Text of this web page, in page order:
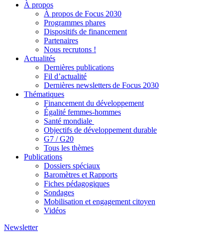
À propos
À propos de Focus 2030
Programmes phares
Dispositifs de financement
Partenaires
Nous recrutons !
Actualités
Dernières publications
Fil d’actualité
Dernières newsletters de Focus 2030
Thématiques
Financement du développement
Égalité femmes-hommes
Santé mondiale
Objectifs de développement durable
G7 / G20
Tous les thèmes
Publications
Dossiers spéciaux
Baromètres et Rapports
Fiches pédagogiques
Sondages
Mobilisation et engagement citoyen
Vidéos
Newsletter